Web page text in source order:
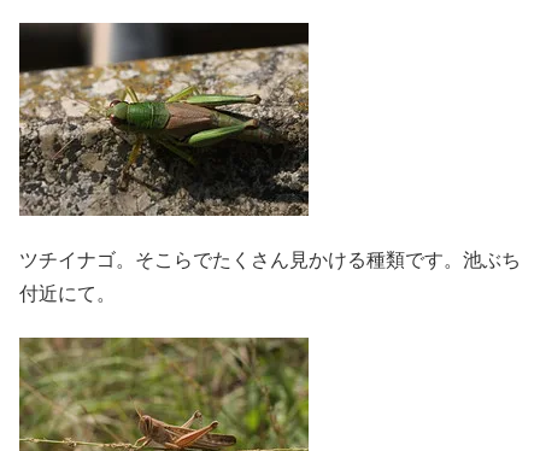
ツチイナゴ。そこらでたくさん見かける種類です。池ぶち
付近にて。